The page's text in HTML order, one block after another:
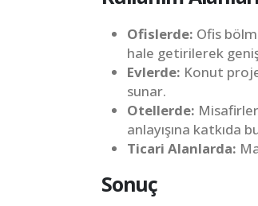
Ofislerde: Ofis
hale getirilerek
Evlerde: Konut
sunar.
Otellerde:
anlayışına katkıda
Ticari Alanlarda:
Sonuç